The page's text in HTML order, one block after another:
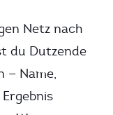
Netz nach
du Dutzende
— Name,